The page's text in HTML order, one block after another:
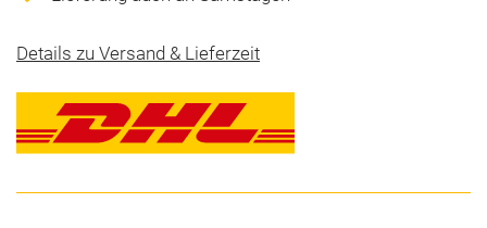
Details zu Versand & Lieferzeit